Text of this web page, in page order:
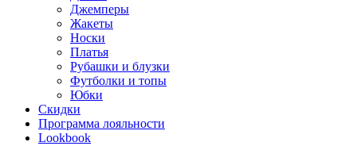
Джемперы
Жакеты
Носки
Платья
Рубашки и блузки
Футболки и топы
Юбки
Скидки
Программа лояльности
Lookbook